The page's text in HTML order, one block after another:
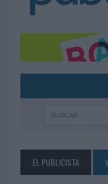
EL PUBLICISTA